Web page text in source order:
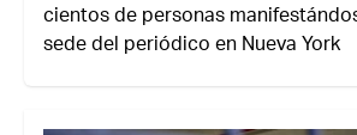
cientos de personas
sede del periódico en Nueva York